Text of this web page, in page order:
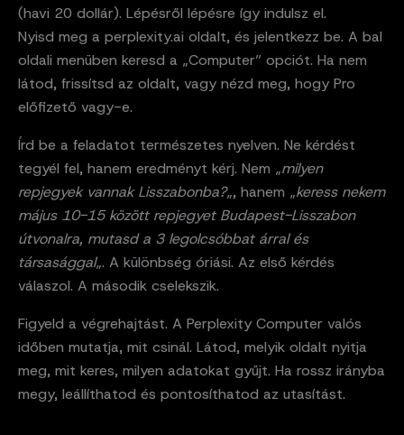
(havi 20 dollár). Lépésről lépésre így indulsz el.
Nyisd meg a perplexity.ai oldalt, és jelentkezz be. A bal
oldali menüben keresd a „Computer” opciót. Ha nem
látod, frissítsd az oldalt, vagy nézd meg, hogy Pro
előfizető vagy-e.
Írd be a feladatot természetes nyelven. Ne kérdést
tegyél fel, hanem eredményt kérj. Nem „milyen
repjegyek vannak Lisszabonba?„, hanem „keress nekem
május 10-15 között repjegyet Budapest-Lisszabon
útvonalra, mutasd a 3 legolcsóbbat árral és
társasággal„. A különbség óriási. Az első kérdés
válaszol. A második cselekszik.
Figyeld a végrehajtást. A Perplexity Computer valós
időben mutatja, mit csinál. Látod, melyik oldalt nyitja
meg, mit keres, milyen adatokat gyűjt. Ha rossz irányba
megy, leállíthatod és pontosíthatod az utasítást.